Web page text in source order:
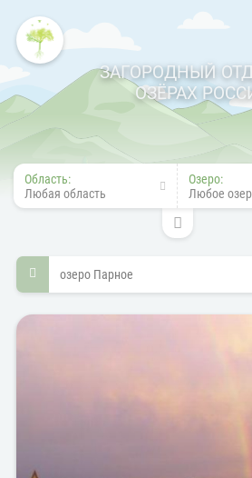
ЗАГОРОДНЫЙ
ОЗЁРАХ
Область:
Любая область
Озеро:
Любое
озеро Парное